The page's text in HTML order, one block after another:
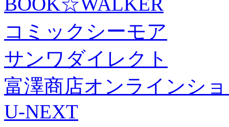
コミックシーモア
サンワダイレクト
富澤商店オンラインシ
U-NEXT